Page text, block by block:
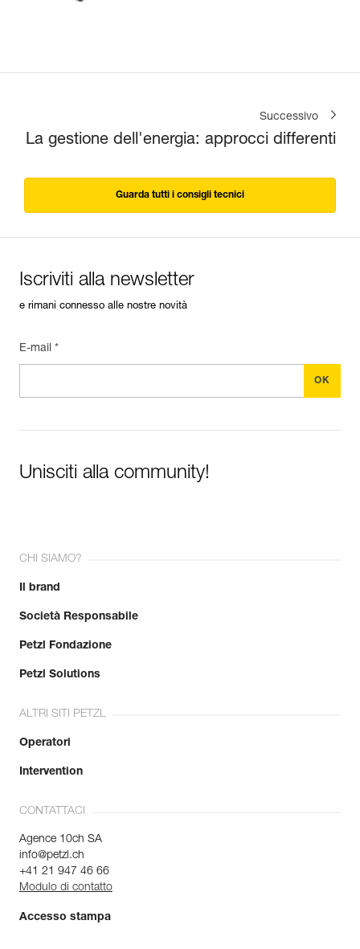
Successivo
La gestione dell'energia: approcci differenti
Guarda tutti i consigli tecnici
Iscriviti alla newsletter
e rimani connesso alle nostre novità
E-mail *
Unisciti alla community!
CHI SIAMO?
Il brand
Società Responsabile
Petzl Fondazione
Petzl Solutions
ALTRI SITI PETZL
Operatori
Intervention
CONTATTACI
Agence 10ch SA
info@petzl.ch
+41 21 947 46 66
Modulo di contatto
Accesso stampa